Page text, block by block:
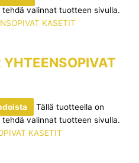
tehdä valinnat tuotteen sivulla.
Tällä tuotteella on
tehdä valinnat tuotteen sivulla.